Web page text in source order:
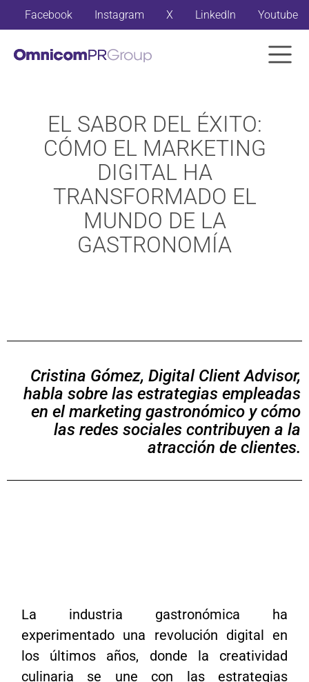
Facebook Instagram X LinkedIn Youtube
EL SABOR DEL ÉXITO:
CÓMO EL MARKETING
DIGITAL HA
TRANSFORMADO EL
MUNDO DE LA
GASTRONOMÍA
Cristina Gómez, Digital Client Advisor,
habla sobre las estrategias empleadas
en el marketing gastronómico y cómo
las redes sociales contribuyen a la
atracción de clientes.
La industria gastronómica ha
experimentado una revolución digital en
los últimos años, donde la creatividad
culinaria se une con las estrategias